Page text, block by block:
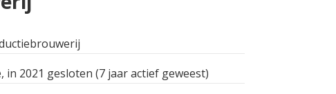
in 2021 gesloten (7 jaar actief geweest)